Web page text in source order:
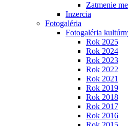
Zatmenie
Inzercia
Fotogaléria
Fotogaléria
Rok 2025
Rok 2024
Rok 2023
Rok 2022
Rok 2021
Rok 2019
Rok 2018
Rok 2017
Rok 2016